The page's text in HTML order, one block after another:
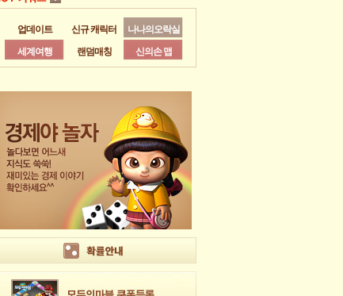
업데이트 신규 캐릭터
나나의오락실
세계여행
랜덤매칭 신의손 맵